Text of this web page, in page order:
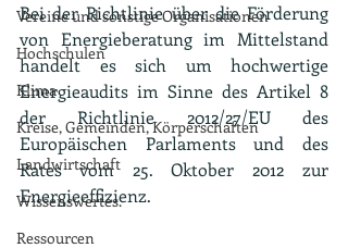
Vereine und sonstige Organisationen
Hochschulen
Klima
Kreise, Gemeinden, Körperschaften
Landwirtschaft
Wissenswertes.
Ressourcen
Bei der Richtlinie über die Förderung
von Energieberatung im Mittelstand
handelt es sich um hochwertige
Energieaudits im Sinne des Artikel 8
der Richtlinie 2012/27/EU des
Europäischen Parlaments und des
Rates vom 25. Oktober 2012 zur
Energieeffizienz.